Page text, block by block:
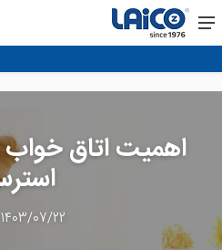
اهمیت اتاق
1403/07/22 12:00